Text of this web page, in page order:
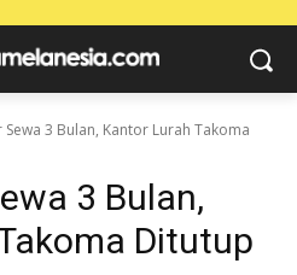
3 Bulan, Kantor Lurah Takoma
3 Bulan,
Ditutup